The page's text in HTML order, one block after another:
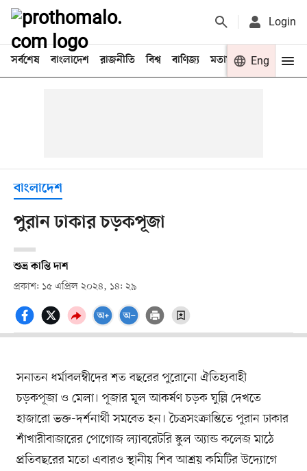
Login
সর্বশেষ বাংলাদেশ রাজনীতি বিশ্ব বাণিজ্য মতামত খেলা
Eng
বাংলাদেশ
পুরান ঢাকার চড়কপূজা
শুভ্র কান্তি দাশ
প্রকাশ: ১৫ এপ্রিল ২০২৪, ১৪: ২৯
সনাতন ধর্মাবলম্বীদের শত বছরের পুরোনো ঐতিহ্যবাহী
চড়কপূজা ও মেলা। পূজার মূল আকর্ষণ চড়ক ঘুল্লি দেখতে
হাজারো ভক্ত-দর্শনার্থী সমবেত হন। চৈত্রসংক্রান্তিতে পুরান ঢাকার
শাঁখারীবাজারের পোগোজ ল্যাবরেটরি স্কুল অ্যান্ড কলেজ মাঠে
প্রতিবছরের মতো এবারও স্থানীয় শিব আশ্রয় কমিটির উদ্যোগে